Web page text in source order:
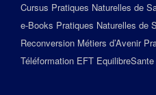
Cursus Pratiques Naturelles de
e-Books Pratiques Naturelles de
Reconversion Métiers d’Avenir
Téléformation EFT EquilibreSante